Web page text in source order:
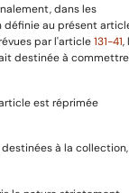
dans les
définie au présent
par l'article131-41,
destinée à commettre
est réprimée
à la
Tous droits